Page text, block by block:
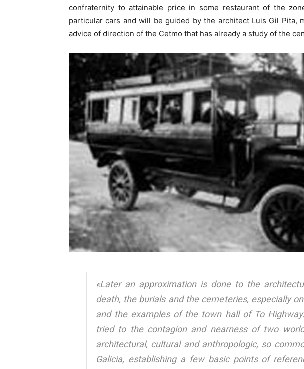
confraternity to attainable price in some restaurant of the
particular cars and will be guided by the architect Luis Gil Pita,
advice of direction of the Cetmo that has already a study of the
«Later an approximation is done to the
death, the burials and the cemeteries, especially
and the examples of the town hall of To
tried to the contagion and nearness of two
architectural, cultural and anthropologic, so
Galicia, establishing a few basic points of